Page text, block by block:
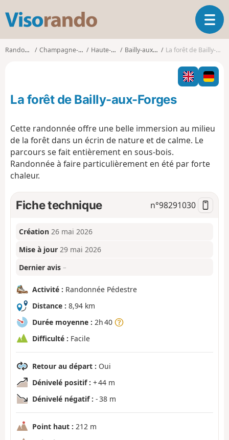
s
o
o
O
u
v
r
i
r
l
v
a
o
Randonnées Champagne-Ardenne Haute-Marne Bailly-aux-Forges La forêt de Bailly-aux-Forges
La forêt de Bailly-aux-Forges
Cette randonnée offre une belle immersion au milieu
de la forêt dans un écrin de nature et de calme. Le
parcours se fait entièrement en sous-bois.
Randonnée à faire particulièrement en été par forte
chaleur.
Fiche technique n°98291030
Création 26 mai 2026
Mise à jour 29 mai 2026
Dernier avis –
Activité : Randonnée Pédestre
Distance : 8,94 km
Durée moyenne : 2h 40
Difficulté : Facile
Retour au départ : Oui
Dénivelé positif : + 44 m
Dénivelé négatif : - 38 m
Point haut : 212 m